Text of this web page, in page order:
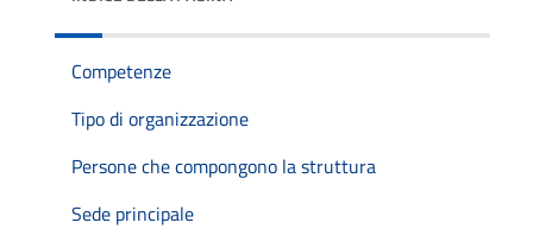
Competenze
Tipo di organizzazione
Persone che compongono la struttura
Sede principale